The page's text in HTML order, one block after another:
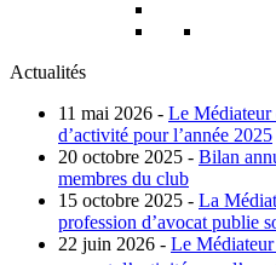
Actualités
11 mai 2026 - Le Médiateur
d’activité pour l’année 2025
20 octobre 2025 - Bilan
membres du club
15 octobre 2025 - La
profession d’avocat publie
22 juin 2026 - Le Médiateur